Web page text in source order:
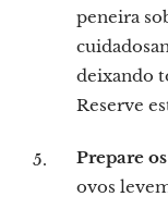
peneira
deixando
Reserve
Prepare
ovos